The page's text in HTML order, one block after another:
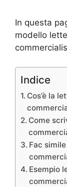
In questa
modello
Indice
Cos’è la
Come
Fac
Esempio